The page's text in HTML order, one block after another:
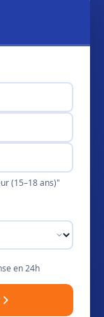
(15–18 ans)"
en 24h